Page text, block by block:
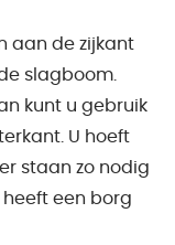
aan de zijkant
slagboom.
kunt u gebruik
U hoeft
staan zo nodig
heeft een borg